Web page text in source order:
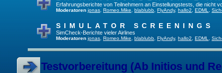
Erfahrungsberichte von Teilnehmern an Einstellungstests, die nicht
Moderatoren jonas Romeo.Mike blablubb FlyAndy, hallo2 EDML
SIMULATOR SCREENINGS
SimCheck-Berichte vieler Airlines
Moderatoren jonas Romeo.Mike blablubb FlyAndy, hallo2 EDML
Testvorbereitung (Ab Initios und